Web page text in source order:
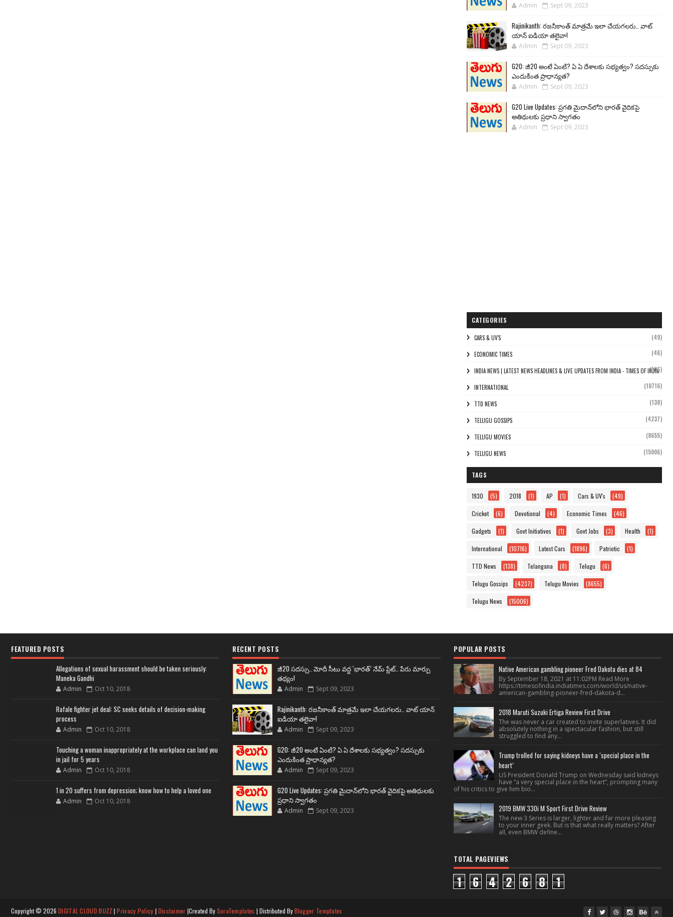
Admin Sept 09, 2023
Rajinikanth: రజనీకాంత్ మాత్రమే ఇలా చేయగలరు.. వాట్
యాన్ ఐడియా తలైవా!
Admin Sept 09, 2023
G20: జీ20 అంటే ఏంటి? ఏ ఏ దేశాలకు సభ్యత్వం? సదస్సుకు
ఎందుకింత ప్రాధాన్యత?
Admin Sept 09, 2023
G20 Live Updates: ప్రగతి మైదాన్‌లోని భారత్ వైదికపై
అతిథులకు ప్రధాని స్వాగతం
Admin Sept 09, 2023
CATEGORIES
CARS & UV'S (49)
ECONOMIC TIMES (46)
INDIA NEWS | LATEST NEWS HEADLINES & LIVE UPDATES FROM INDIA - TIMES OF INDIA
(106)
INTERNATIONAL (10716)
TTD NEWS (138)
TELUGU GOSSIPS (4237)
TELUGU MOVIES (8655)
TELUGU NEWS (15006)
TAGS
1930 (5) 2018 (1) AP (1) Cars & UV's (49)
Cricket (6) Devotional (4) Economic Times (46)
Gadgets (1) Govt Initiatives (1) Govt Jobs (3) Health (1)
International (10716) Latest Cars (1896) Patriotic (1)
TTD News (138) Telangana (8) Telugu (6)
Telugu Gossips (4237) Telugu Movies (8655)
Telugu News (15006)
FEATURED POSTS
Allegations of sexual harassment should be taken seriously:
Maneka Gandhi
Admin Oct 10, 2018
Rafale fighter jet deal: SC seeks details of decision-making
process
Admin Oct 10, 2018
Touching a woman inappropriately at the workplace can land you
in jail for 5 years
Admin Oct 10, 2018
1 in 20 suffers from depression; know how to help a loved one
Admin Oct 10, 2018
RECENT POSTS
జీ20 సదస్సు.. మోదీ సీటు వద్ద ‘భారత్’ నేమ్ ప్లేట్‌.. పేరు మార్పు
తథ్యం!
Admin Sept 09, 2023
Rajinikanth: రజనీకాంత్ మాత్రమే ఇలా చేయగలరు.. వాట్ యాన్
ఐడియా తలైవా!
Admin Sept 09, 2023
G20: జీ20 అంటే ఏంటి? ఏ ఏ దేశాలకు సభ్యత్వం? సదస్సుకు
ఎందుకింత ప్రాధాన్యత?
Admin Sept 09, 2023
G20 Live Updates: ప్రగతి మైదాన్‌లోని భారత్ వైదికపై అతిథులకు
ప్రధాని స్వాగతం
Admin Sept 09, 2023
POPULAR POSTS
Native American gambling pioneer Fred Dakota dies at 84
By September 18, 2021 at 11:02PM Read More
https://timesofindia.indiatimes.com/world/us/native-
american-gambling-pioneer-fred-dakota-d...
2018 Maruti Suzuki Ertiga Review First Drive
The was never a car created to invite superlatives. It did
absolutely nothing in a spectacular fashion, but still
struggled to find any...
Trump trolled for saying kidneys have a ‘special place in the
heart’
US President Donald Trump on Wednesday said kidneys
have “a very special place in the heart”, prompting many
of his critics to give him bio...
2019 BMW 330i M Sport First Drive Review
The new 3 Series is larger, lighter and far more pleasing
to your inner geek. But is that what really matters? After
all, even BMW define...
TOTAL PAGEVIEWS
1 6 4 2 6 8 1
Copyright © 2026 DIGITAL CLOUD BUZZ|Privacy Policy | Disclaimer |Created BySoraTemplates | Distributed ByBlogger Templates